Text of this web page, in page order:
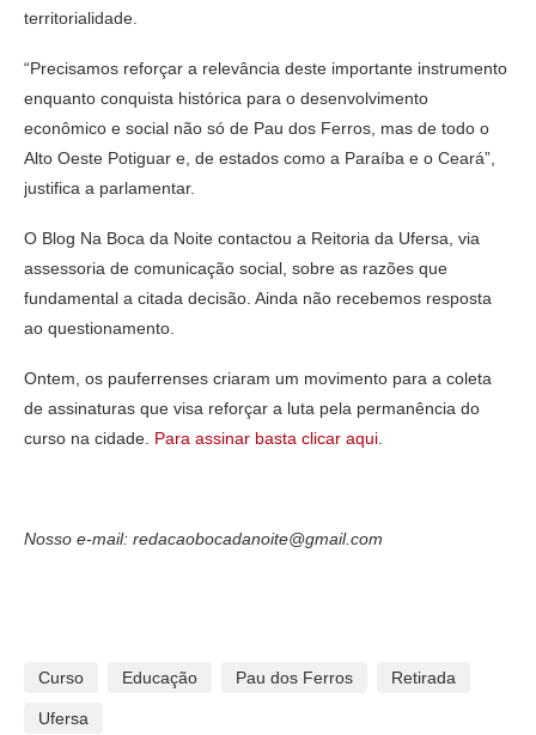
territorialidade.
“Precisamos reforçar a relevância deste importante instrumento
enquanto conquista histórica para o desenvolvimento
econômico e social não só de Pau dos Ferros, mas de todo o
Alto Oeste Potiguar e, de estados como a Paraíba e o Ceará”,
justifica a parlamentar.
O Blog Na Boca da Noite contactou a Reitoria da Ufersa, via
assessoria de comunicação social, sobre as razões que
fundamental a citada decisão. Ainda não recebemos resposta
ao questionamento.
Ontem, os pauferrenses criaram um movimento para a coleta
de assinaturas que visa reforçar a luta pela permanência do
curso na cidade. Para assinar basta clicar aqui.
Nosso e-mail: redacaobocadanoite@gmail.com
Curso Educação Pau dos Ferros Retirada
Ufersa